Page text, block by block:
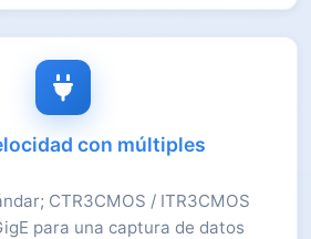
con múltiples
CTR3CMOS / ITR3CMOS
para una captura de datos